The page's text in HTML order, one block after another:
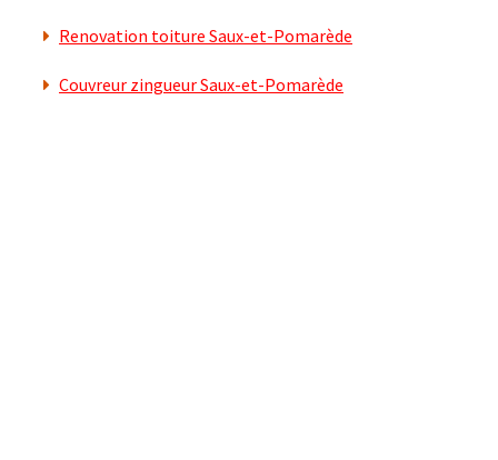
Renovation toiture Saux-et-Pomarède
Couvreur zingueur Saux-et-Pomarède